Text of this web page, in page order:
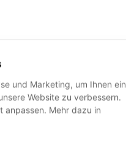
und Marketing, um Ihnen ein
Website zu verbessern.
anpassen. Mehr dazu in
(Session, Warenkorb, Login).